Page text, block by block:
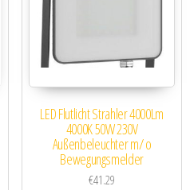
LED Flutlicht Strahler 4000Lm
4000K 50W 230V
Außenbeleuchter m/ o
Bewegungsmelder
€41.29